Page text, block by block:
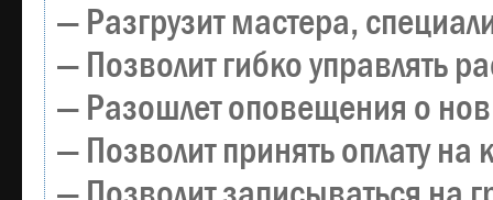
— Разгрузит мастера,
— Позволит гибко управлять
— Разошлет оповещения о
— Позволит принять оплату